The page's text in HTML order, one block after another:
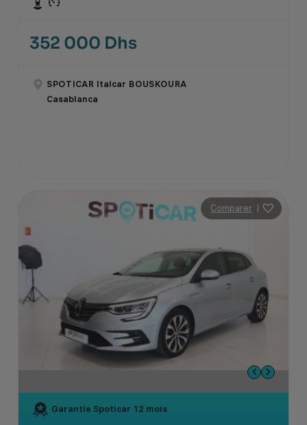
352 000 Dhs
SPOTICAR Italcar BOUSKOURA
Casablanca
Comparer |
Garantie Spoticar 12 mois